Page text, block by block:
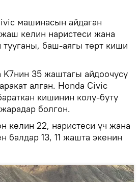
машинасын айдаган
келин наристеси жана
тууганы, баш-аягы төрт киши
35 жаштагы айдоочусу
алган. Honda Civic
кишинин колу-буту
болгон.
келин 22, наристеси үч жана
балдар 13, 11 жашта экенин